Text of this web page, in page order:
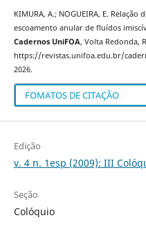
KIMURA, A.; NOGUEIRA, E.
escoamento anular de fluídos
Cadernos UniFOA, Volta Redonda,
https://revistas.unifoa.edu.br/
2026.
FOMATOS DE CITAÇÃO
Edição
v. 4 n. 1esp (2009): III
Seção
Colóquio